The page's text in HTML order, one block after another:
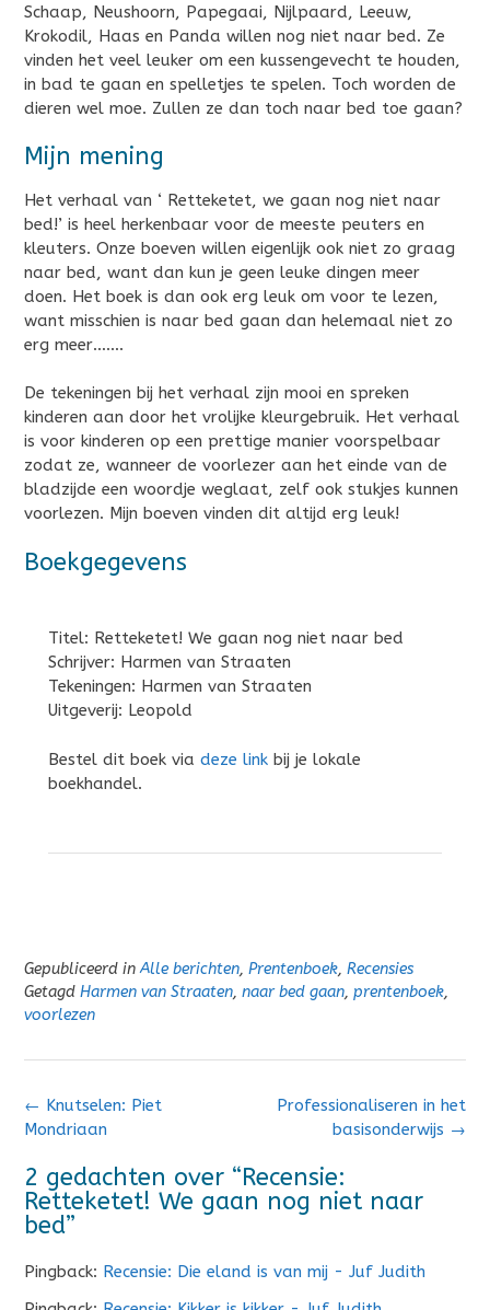
Schaap, Neushoorn, Papegaai, Nijlpaard, Leeuw,
Krokodil, Haas en Panda willen nog niet naar bed. Ze
vinden het veel leuker om een kussengevecht te houden,
in bad te gaan en spelletjes te spelen. Toch worden de
dieren wel moe. Zullen ze dan toch naar bed toe gaan?
Mijn mening
Het verhaal van ‘ Retteketet, we gaan nog niet naar
bed!’ is heel herkenbaar voor de meeste peuters en
kleuters. Onze boeven willen eigenlijk ook niet zo graag
naar bed, want dan kun je geen leuke dingen meer
doen. Het boek is dan ook erg leuk om voor te lezen,
want misschien is naar bed gaan dan helemaal niet zo
erg meer…….
De tekeningen bij het verhaal zijn mooi en spreken
kinderen aan door het vrolijke kleurgebruik. Het verhaal
is voor kinderen op een prettige manier voorspelbaar
zodat ze, wanneer de voorlezer aan het einde van de
bladzijde een woordje weglaat, zelf ook stukjes kunnen
voorlezen. Mijn boeven vinden dit altijd erg leuk!
Boekgegevens
Titel: Retteketet! We gaan nog niet naar bed
Schrijver: Harmen van Straaten
Tekeningen: Harmen van Straaten
Uitgeverij: Leopold
Bestel dit boek via deze link bij je lokale
boekhandel.
Gepubliceerd inAlle berichten, Prentenboek, Recensies
Getagd Harmen van Straaten, naar bed gaan, prentenboek,
voorlezen
Bericht
navigatie
Professionaliseren in het
basisonderwijs →
← Knutselen: Piet
Mondriaan
2 gedachten over “Recensie:
Retteketet! We gaan nog niet naar
bed”
Pingback: Recensie: Die eland is van mij - Juf Judith